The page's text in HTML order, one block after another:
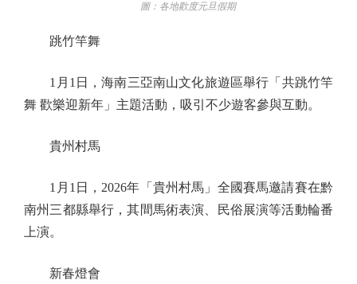
圖：各地歡度元旦假期
跳竹竿舞
1月1日，海南三亞南山文化旅遊區舉行「共跳竹竿
舞 歡樂迎新年」主題活動，吸引不少遊客參與互動。
貴州村馬
1月1日，2026年「貴州村馬」全國賽馬邀請賽在黔
南州三都縣舉行，其間馬術表演、民俗展演等活動輪番
上演。
新春燈會